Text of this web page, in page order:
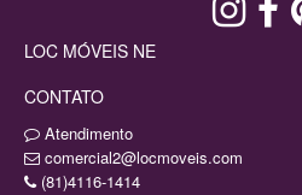
LOC MÓVEIS NE
CONTATO
Atendimento
comercial2@locmoveis.com
(81)4116-1414